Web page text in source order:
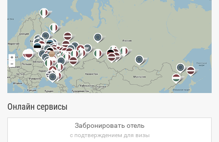
Онлайн сервисы
Забронировать отель
с подтверждением для визы